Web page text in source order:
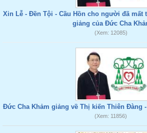
Xin Lễ - Đền Tội - Cầu Hồn cho người đã mất
giảng của Đức Cha
(Xem: 12085)
Đức Cha Khảm giảng về Thị kiến Thiên Đàng
(Xem: 11856)